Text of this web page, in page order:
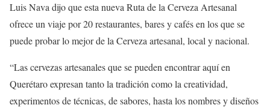
Luis Nava dijo que esta nueva Ruta de la Cerveza Artesanal
ofrece un viaje por 20 restaurantes, bares y cafés en los que se
puede probar lo mejor de la Cerveza artesanal, local y nacional.
“Las cervezas artesanales que se pueden encontrar aquí en
Querétaro expresan tanto la tradición como la creatividad,
experimentos de técnicas, de sabores, hasta los nombres y diseños